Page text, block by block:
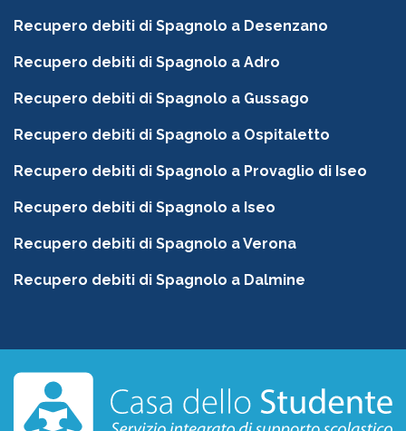
Recupero debiti di Spagnolo a Desenzano
Recupero debiti di Spagnolo a Adro
Recupero debiti di Spagnolo a Gussago
Recupero debiti di Spagnolo a Ospitaletto
Recupero debiti di Spagnolo a Provaglio di Iseo
Recupero debiti di Spagnolo a Iseo
Recupero debiti di Spagnolo a Verona
Recupero debiti di Spagnolo a Dalmine